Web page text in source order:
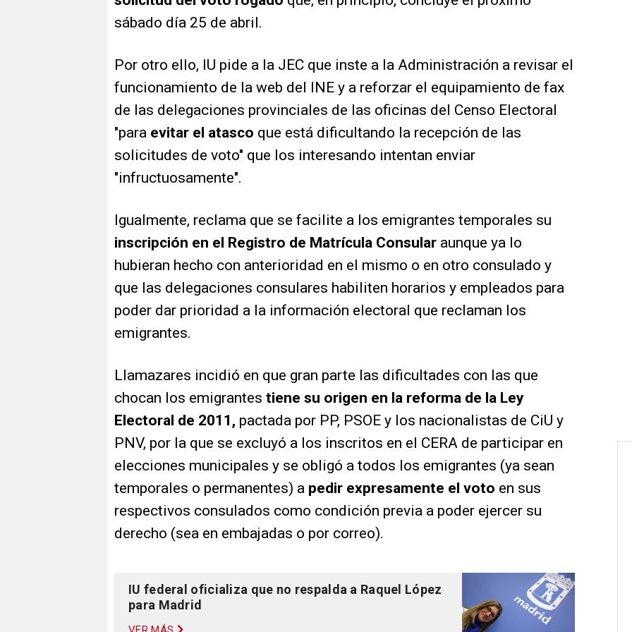
sábado día 25 de abril.
Por otro ello, IU pide a la JEC que inste a la Administración a revisar el
funcionamiento de la web del INE y a reforzar el equipamiento de fax
de las delegaciones provinciales de las oficinas del Censo Electoral
"para evitar el atasco que está dificultando la recepción de las
solicitudes de voto" que los interesando intentan enviar
"infructuosamente".
Igualmente, reclama que se facilite a los emigrantes temporales su
inscripción en el Registro de Matrícula Consular aunque ya lo
hubieran hecho con anterioridad en el mismo o en otro consulado y
que las delegaciones consulares habiliten horarios y empleados para
poder dar prioridad a la información electoral que reclaman los
emigrantes.
Llamazares incidió en que gran parte las dificultades con las que
chocan los emigrantes tiene su origen en la reforma de la Ley
Electoral de 2011, pactada por PP, PSOE y los nacionalistas de CiU y
PNV, por la que se excluyó a los inscritos en el CERA de participar en
elecciones municipales y se obligó a todos los emigrantes (ya sean
temporales o permanentes) a pedir expresamente el voto en sus
respectivos consulados como condición previa a poder ejercer su
derecho (sea en embajadas o por correo).
IU federal oficializa que no respalda a Raquel López
para Madrid